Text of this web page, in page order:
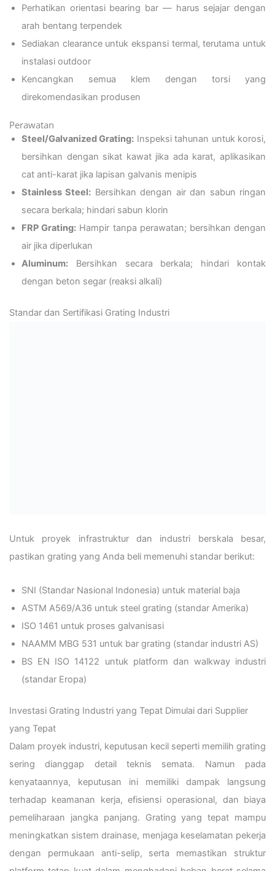
Perhatikan orientasi bearing bar — harus sejajar dengan
arah bentang terpendek
Sediakan clearance untuk ekspansi termal, terutama untuk
instalasi outdoor
Kencangkan semua klem dengan torsi yang
direkomendasikan produsen
Perawatan
Steel/Galvanized Grating: Inspeksi tahunan untuk korosi,
bersihkan dengan sikat kawat jika ada karat, aplikasikan
cat anti-karat jika lapisan galvanis menipis
Stainless Steel: Bersihkan dengan air dan sabun ringan
secara berkala; hindari sabun klorin
FRP Grating: Hampir tanpa perawatan; bersihkan dengan
air jika diperlukan
Aluminum: Bersihkan secara berkala; hindari kontak
dengan beton segar (reaksi alkali)
Standar dan Sertifikasi Grating Industri
Untuk proyek infrastruktur dan industri berskala besar,
pastikan grating yang Anda beli memenuhi standar berikut:
SNI (Standar Nasional Indonesia) untuk material baja
ASTM A569/A36 untuk steel grating (standar Amerika)
ISO 1461 untuk proses galvanisasi
NAAMM MBG 531 untuk bar grating (standar industri AS)
BS EN ISO 14122 untuk platform dan walkway industri
(standar Eropa)
Investasi Grating Industri yang Tepat Dimulai dari Supplier
yang Tepat
Dalam proyek industri, keputusan kecil seperti memilih grating
sering dianggap detail teknis semata. Namun pada
kenyataannya, keputusan ini memiliki dampak langsung
terhadap keamanan kerja, efisiensi operasional, dan biaya
pemeliharaan jangka panjang. Grating yang tepat mampu
meningkatkan sistem drainase, menjaga keselamatan pekerja
dengan permukaan anti-selip, serta memastikan struktur